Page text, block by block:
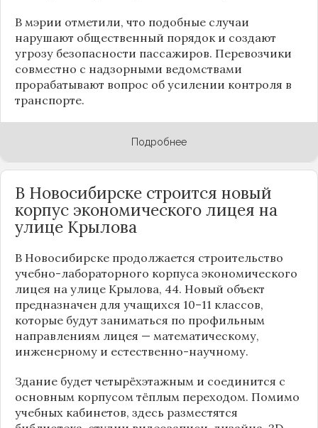
В мэрии отметили, что подобные случаи
нарушают общественный порядок и создают
угрозу безопасности пассажиров. Перевозчики
совместно с надзорными ведомствами
прорабатывают вопрос об усилении контроля в
транспорте.
Подробнее
В Новосибирске строится новый
корпус экономического лицея на
улице Крылова
В Новосибирске продолжается строительство
учебно-лабораторного корпуса экономического
лицея на улице Крылова, 44. Новый объект
предназначен для учащихся 10–11 классов,
которые будут заниматься по профильным
направлениям лицея — математическому,
инженерному и естественно-научному.
Здание будет четырёхэтажным и соединится с
основным корпусом тёплым переходом. Помимо
учебных кабинетов, здесь разместятся